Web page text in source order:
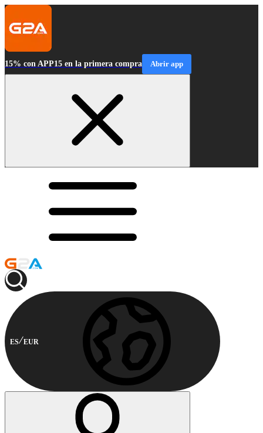
15% con APP15 en la primera compra Abrir app
ES EUR